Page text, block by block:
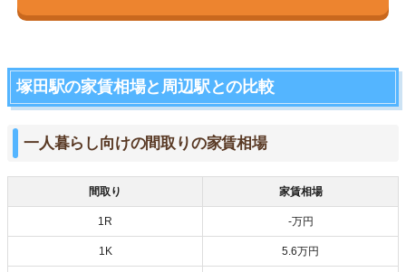
塚田駅の家賃相場と周辺駅との比較
一人暮らし向けの間取りの家賃相場
間取り 家賃相場
1R -万円
1K 5.6万円